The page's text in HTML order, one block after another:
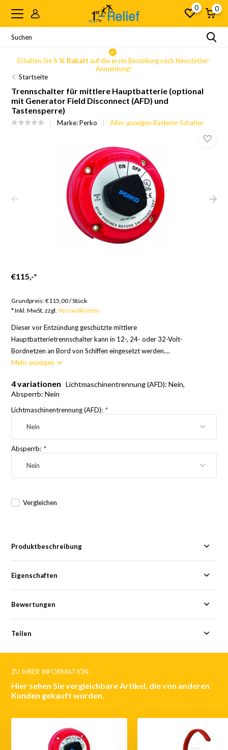
0 0
Erhalten Sie5 % Rabatt auf die erste Bestellung nach Newsletter-
Anmeldung!
Startseite
Trennschalter für mittlere Hauptbatterie (optional
mit Generator Field Disconnect (AFD) und
Tastensperre)
Marke:Perko Alles anzeigen Batterie-Schalter
€115,-*
Grundpreis:€115,00/Stück
* Inkl. MwSt. zzgl.Versandkosten
Dieser vor Entzündung geschützte mittlere
Hauptbatterietrennschalter kann in 12-, 24- oder 32-Volt-
Bordnetzen an Bord von Schiffen eingesetzt werden....
Mehr anzeigen
4 variationen
Lichtmaschinentrennung (AFD): Nein,
Absperrb: Nein
Lichtmaschinentrennung (AFD): *
Absperrb: *
Vergleichen
Produktbeschreibung
Eigenschaften
Bewertungen
Teilen
ZU IHRER INFORMATION:
Hier sehen Sie vergleichbare Artikel, die von anderen
Kunden gekauft wurden.